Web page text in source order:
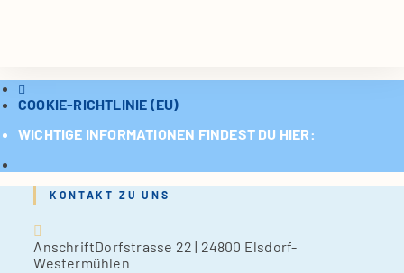
COOKIE-RICHTLINIE (EU)
WICHTIGE INFORMATIONEN FINDEST DU HIER:
KONTAKT ZU UNS
AnschriftDorfstrasse 22 | 24800 Elsdorf-
Westermühlen